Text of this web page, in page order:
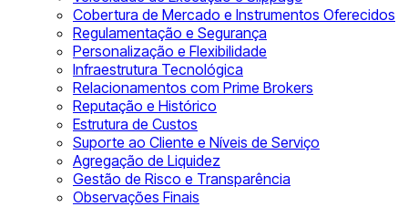
Cobertura de Mercado e Instrumentos Oferecidos
Regulamentação e Segurança
Personalização e Flexibilidade
Infraestrutura Tecnológica
Relacionamentos com Prime Brokers
Reputação e Histórico
Estrutura de Custos
Suporte ao Cliente e Níveis de Serviço
Agregação de Liquidez
Gestão de Risco e Transparência
Observações Finais